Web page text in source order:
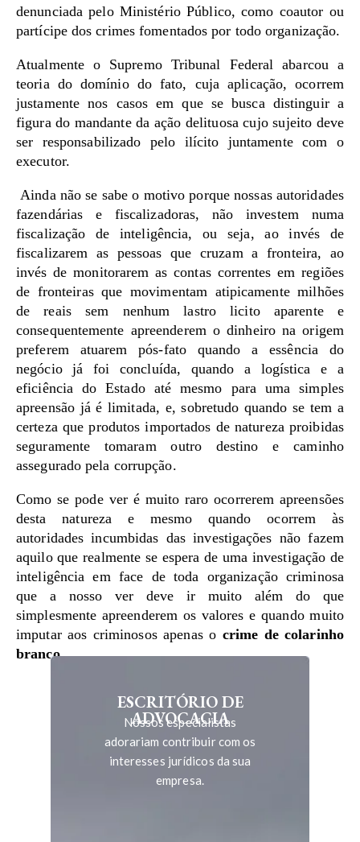
denunciada pelo Ministério Público, como coautor ou
partícipe dos crimes fomentados por todo organização.
Atualmente o Supremo Tribunal Federal abarcou a
teoria do domínio do fato, cuja aplicação, ocorrem
justamente nos casos em que se busca distinguir a
figura do mandante da ação delituosa cujo sujeito deve
ser responsabilizado pelo ilícito juntamente com o
executor.
Ainda não se sabe o motivo porque nossas autoridades
fazendárias e fiscalizadoras, não investem numa
fiscalização de inteligência, ou seja, ao invés de
fiscalizarem as pessoas que cruzam a fronteira, ao
invés de monitorarem as contas correntes em regiões
de fronteiras que movimentam atipicamente milhões
de reais sem nenhum lastro licito aparente e
consequentemente apreenderem o dinheiro na origem
preferem atuarem pós-fato quando a essência do
negócio já foi concluída, quando a logística e a
eficiência do Estado até mesmo para uma simples
apreensão já é limitada, e, sobretudo quando se tem a
certeza que produtos importados de natureza proibidas
seguramente tomaram outro destino e caminho
assegurado pela corrupção.
Como se pode ver é muito raro ocorrerem apreensões
desta natureza e mesmo quando ocorrem às
autoridades incumbidas das investigações não fazem
aquilo que realmente se espera de uma investigação de
inteligência em face de toda organização criminosa
que a nosso ver deve ir muito além do que
simplesmente apreenderem os valores e quando muito
imputar aos criminosos apenas o crime de colarinho
branco.
ESCRITÓRIO DE
ADVOCACIA
Nossos especialistas
adorariam contribuir com os
interesses jurídicos da sua
empresa.